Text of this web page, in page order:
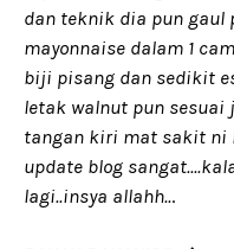
dan teknik dia pun gaul
mayonnaise dalam 1
biji pisang dan sedikit
letak walnut pun sesuai
tangan kiri mat sakit ni
update blog
lagi..insya allahh...